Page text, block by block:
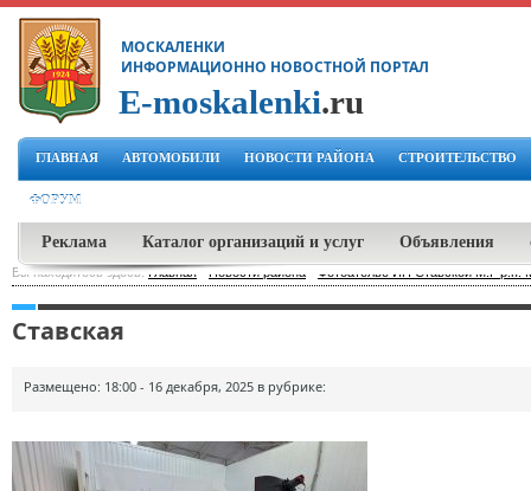
МОСКАЛЕНКИ
ИНФОРМАЦИОННО НОВОСТНОЙ ПОРТАЛ
E-moskalenki.ru
ГЛАВНАЯ АВТОМОБИЛИ НОВОСТИ РАЙОНА СТРОИТЕЛЬСТВО
ФОРУМ
Реклама Каталог организаций и услуг Объявления
Вы находитесь здесь:Главная-Новости района Фотоателье ИП Ставской М.Г р.п.
Ставская
Размещено: 18:00 - 16 декабря, 2025 в рубрике: